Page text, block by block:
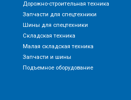
Дорожно-строительная техника
Запчасти для спецтехники
Шины для спецтехники
Складская техника
Малая складская техника
Запчасти и шины
Подъемное оборудование